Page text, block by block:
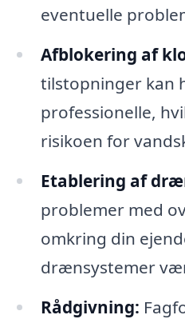
eventuelle
Afblokering af
tilstopninger kan
professionelle,
risikoen for
Etablering af
problemer med
omkring din
drænsystemer
Rådgivning: